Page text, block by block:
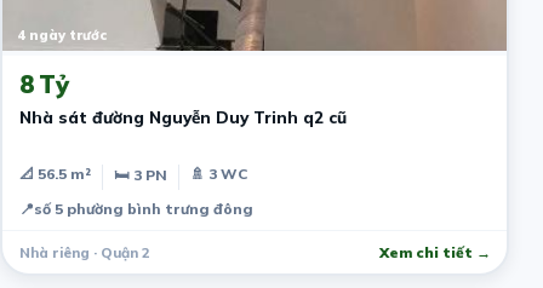
4 ngày trước
8 Tỷ
Nhà sát đường Nguyễn Duy Trinh q2 cũ
📐 56.5 m² 🛏 3 PN
🚿 3 WC
📍số 5 phường bình trưng đông
Nhà riêng · Quận 2 Xem chi tiết →